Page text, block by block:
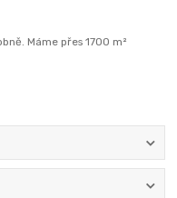
Máme přes 1700 m²